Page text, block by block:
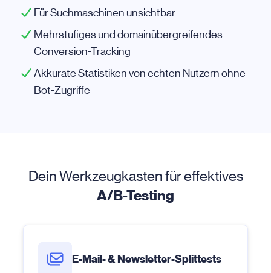
Für Suchmaschinen unsichtbar
Mehrstufiges und domainübergreifendes
Conversion-Tracking
Akkurate Statistiken von echten Nutzern ohne
Bot-Zugriffe
Dein Werkzeugkasten für effektives
A/B-Testing
E-Mail- & Newsletter-Splittests